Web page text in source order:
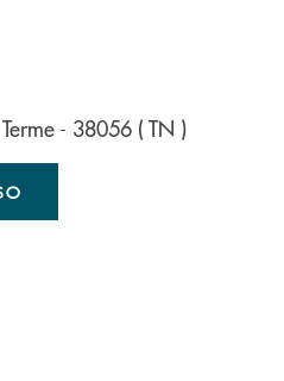
- 38056 ( TN )